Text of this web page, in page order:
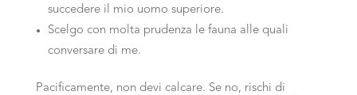
succedere il mio uomo superiore.
Scelgo con molta prudenza le fauna alle quali
conversare di me.
Pacificamente, non devi calcare. Se no, rischi di